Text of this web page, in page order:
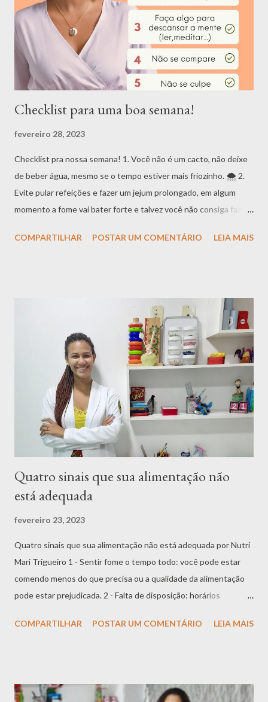
Checklist para uma boa semana!
fevereiro 28, 2023
Checklist pra nossa semana! 1. Você não é um cacto, não deixe
de beber água, mesmo se o tempo estiver mais friozinho. 🌨 2.
Evite pular refeições e fazer um jejum prolongado, em algum
momento a fome vai bater forte e talvez você não consiga fazer
mente. Tão importante quando nossa saúde física, é a nossa
5. Não se culpe, se permita errar e aprenda a recomeçar sempre
COMPARTILHAR POSTAR UM COMENTÁRIO LEIA MAIS
Quatro sinais que sua alimentação não
está adequada
fevereiro 23, 2023
Quatro sinais que sua alimentação não está adequada por Nutri
Mari Trigueiro 1 - Sentir fome o tempo todo: você pode estar
comendo menos do que precisa ou a qualidade da alimentação
pode estar prejudicada. 2 - Falta de disposição: horários
podem ser a causa. 3 - Retenção de líquido: você pode estar
pobre em fibras e água. Se sentir algum desses sinais não deixe
COMPARTILHAR POSTAR UM COMENTÁRIO LEIA MAIS